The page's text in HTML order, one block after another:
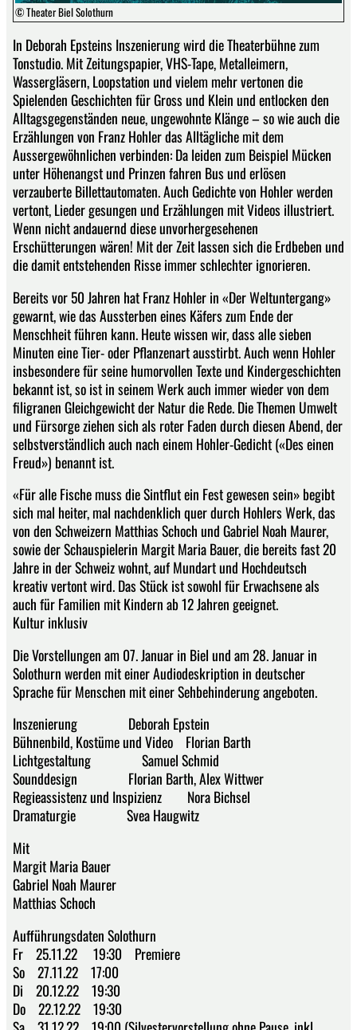
© Theater Biel Solothurn
In Deborah Epsteins Inszenierung wird die Theaterbühne zum
Tonstudio. Mit Zeitungspapier, VHS-Tape, Metalleimern,
Wassergläsern, Loopstation und vielem mehr vertonen die
Spielenden Geschichten für Gross und Klein und entlocken den
Alltagsgegenständen neue, ungewohnte Klänge – so wie auch die
Erzählungen von Franz Hohler das Alltägliche mit dem
Aussergewöhnlichen verbinden: Da leiden zum Beispiel Mücken
unter Höhenangst und Prinzen fahren Bus und erlösen
verzauberte Billettautomaten. Auch Gedichte von Hohler werden
vertont, Lieder gesungen und Erzählungen mit Videos illustriert.
Wenn nicht andauernd diese unvorhergesehenen
Erschütterungen wären! Mit der Zeit lassen sich die Erdbeben und
die damit entstehenden Risse immer schlechter ignorieren.
Bereits vor 50 Jahren hat Franz Hohler in «Der Weltuntergang»
gewarnt, wie das Aussterben eines Käfers zum Ende der
Menschheit führen kann. Heute wissen wir, dass alle sieben
Minuten eine Tier- oder Pflanzenart ausstirbt. Auch wenn Hohler
insbesondere für seine humorvollen Texte und Kindergeschichten
bekannt ist, so ist in seinem Werk auch immer wieder von dem
filigranen Gleichgewicht der Natur die Rede. Die Themen Umwelt
und Fürsorge ziehen sich als roter Faden durch diesen Abend, der
selbstverständlich auch nach einem Hohler-Gedicht («Des einen
Freud») benannt ist.
«Für alle Fische muss die Sintflut ein Fest gewesen sein» begibt
sich mal heiter, mal nachdenklich quer durch Hohlers Werk, das
von den Schweizern Matthias Schoch und Gabriel Noah Maurer,
sowie der Schauspielerin Margit Maria Bauer, die bereits fast 20
Jahre in der Schweiz wohnt, auf Mundart und Hochdeutsch
kreativ vertont wird. Das Stück ist sowohl für Erwachsene als
auch für Familien mit Kindern ab 12 Jahren geeignet.
Kultur inklusiv
Die Vorstellungen am 07. Januar in Biel und am 28. Januar in
Solothurn werden mit einer Audiodeskription in deutscher
Sprache für Menschen mit einer Sehbehinderung angeboten.
Inszenierung Deborah Epstein
Bühnenbild, Kostüme und Video Florian Barth
Lichtgestaltung Samuel Schmid
Sounddesign Florian Barth, Alex Wittwer
Regieassistenz und Inspizienz Nora Bichsel
Dramaturgie Svea Haugwitz
Mit
Margit Maria Bauer
Gabriel Noah Maurer
Matthias Schoch
Aufführungsdaten Solothurn
Fr 25.11.22 19:30 Premiere
So 27.11.22 17:00
Di 20.12.22 19:30
Do 22.12.22 19:30